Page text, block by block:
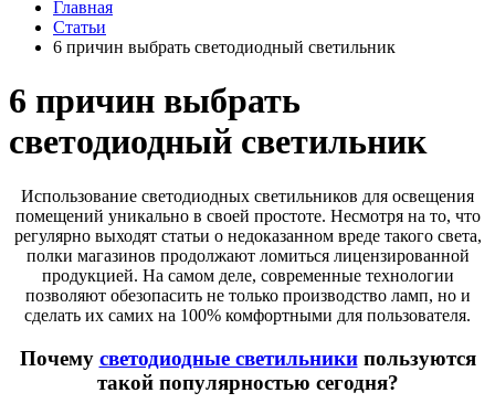
Главная
Статьи
6 причин выбрать светодиодный светильник
6 причин выбрать
светодиодный светильник
Использование светодиодных светильников для освещения
помещений уникально в своей простоте. Несмотря на то, что
регулярно выходят статьи о недоказанном вреде такого света,
полки магазинов продолжают ломиться лицензированной
продукцией. На самом деле, современные технологии
позволяют обезопасить не только производство ламп, но и
сделать их самих на 100% комфортными для пользователя.
Почему светодиодные светильникипользуются
такой популярностью сегодня?